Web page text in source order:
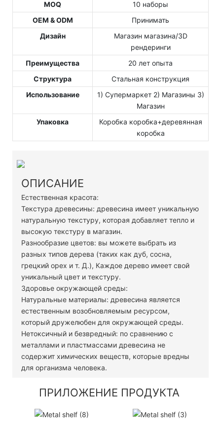
MOQ
10 наборы
OEM & ODM
Принимать
Дизайн
Магазин магазина/3D
рендеринги
Преимущества
20 лет опыта
Структура
Стальная конструкция
Использование
1) Супермаркет 2) Магазины 3)
Магазин
Упаковка
Коробка коробка+деревянная
коробка
ОПИСАНИЕ
Естественная красота:
Текстура древесины: древесина имеет уникальную
натуральную текстуру, которая добавляет тепло и
высокую текстуру в магазин.
Разнообразие цветов: вы можете выбрать из
разных типов дерева (таких как дуб, сосна,
грецкий орех и т. Д.), Каждое дерево имеет свой
уникальный цвет и текстуру.
Здоровье окружающей среды:
Натуральные материалы: древесина является
естественным возобновляемым ресурсом,
который дружелюбен для окружающей среды.
Нетоксичный и безвредный: по сравнению с
металлами и пластмассами древесина не
содержит химических веществ, которые вредны
для организма человека.
ПРИЛОЖЕНИЕ ПРОДУКТА